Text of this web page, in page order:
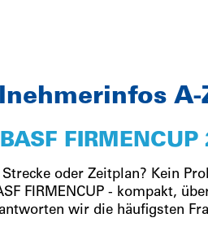
A-
oder Zeitplan? Kein
FIRMENCUP - kompakt,
wir die häufigsten